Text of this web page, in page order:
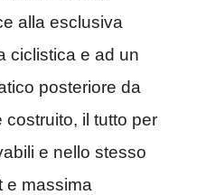
alla esclusiva
ciclistica e ad un
posteriore da
il tutto per
e nello stesso
e massima